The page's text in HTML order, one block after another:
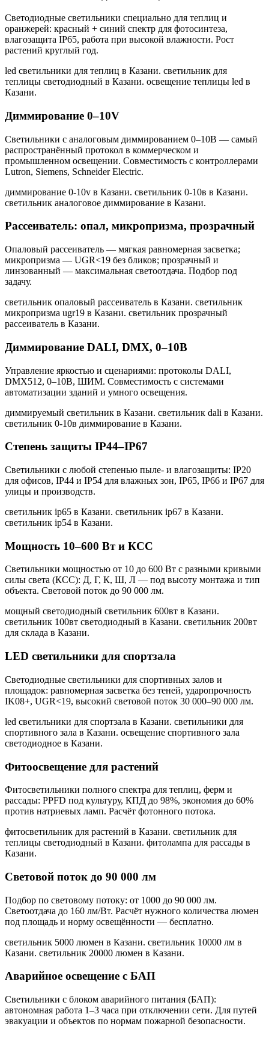
Светодиодные светильники специально для теплиц и
оранжерей: красный + синий спектр для фотосинтеза,
влагозащита IP65, работа при высокой влажности. Рост
растений круглый год.
led светильники для теплиц в Казани. светильник для
теплицы светодиодный в Казани. освещение теплицы led в
Казани.
Диммирование 0–10V
Светильники с аналоговым диммированием 0–10В — самый
распространённый протокол в коммерческом и
промышленном освещении. Совместимость с контроллерами
Lutron, Siemens, Schneider Electric.
диммирование 0-10v в Казани. светильник 0-10в в Казани.
светильник аналоговое диммирование в Казани.
Рассеиватель: опал, микропризма, прозрачный
Опаловый рассеиватель — мягкая равномерная засветка;
микропризма — UGR<19 без бликов; прозрачный и
линзованный — максимальная светоотдача. Подбор под
задачу.
светильник опаловый рассеиватель в Казани. светильник
микропризма ugr19 в Казани. светильник прозрачный
рассеиватель в Казани.
Диммирование DALI, DMX, 0–10В
Управление яркостью и сценариями: протоколы DALI,
DMX512, 0–10В, ШИМ. Совместимость с системами
автоматизации зданий и умного освещения.
диммируемый светильник в Казани. светильник dali в Казани.
светильник 0-10в диммирование в Казани.
Степень защиты IP44–IP67
Светильники с любой степенью пыле- и влагозащиты: IP20
для офисов, IP44 и IP54 для влажных зон, IP65, IP66 и IP67 для
улицы и производств.
светильник ip65 в Казани. светильник ip67 в Казани.
светильник ip54 в Казани.
Мощность 10–600 Вт и КСС
Светильники мощностью от 10 до 600 Вт с разными кривыми
силы света (КСС): Д, Г, К, Ш, Л — под высоту монтажа и тип
объекта. Световой поток до 90 000 лм.
мощный светодиодный светильник 600вт в Казани.
светильник 100вт светодиодный в Казани. светильник 200вт
для склада в Казани.
LED светильники для спортзала
Светодиодные светильники для спортивных залов и
площадок: равномерная засветка без теней, ударопрочность
IK08+, UGR<19, высокий световой поток 30 000–90 000 лм.
led светильники для спортзала в Казани. светильники для
спортивного зала в Казани. освещение спортивного зала
светодиодное в Казани.
Фитоосвещение для растений
Фитосветильники полного спектра для теплиц, ферм и
рассады: PPFD под культуру, КПД до 98%, экономия до 60%
против натриевых ламп. Расчёт фотонного потока.
фитосветильник для растений в Казани. светильник для
теплицы светодиодный в Казани. фитолампа для рассады в
Казани.
Световой поток до 90 000 лм
Подбор по световому потоку: от 1000 до 90 000 лм.
Светоотдача до 160 лм/Вт. Расчёт нужного количества люмен
под площадь и норму освещённости — бесплатно.
светильник 5000 люмен в Казани. светильник 10000 лм в
Казани. светильник 20000 люмен в Казани.
Аварийное освещение с БАП
Светильники с блоком аварийного питания (БАП):
автономная работа 1–3 часа при отключении сети. Для путей
эвакуации и объектов по нормам пожарной безопасности.